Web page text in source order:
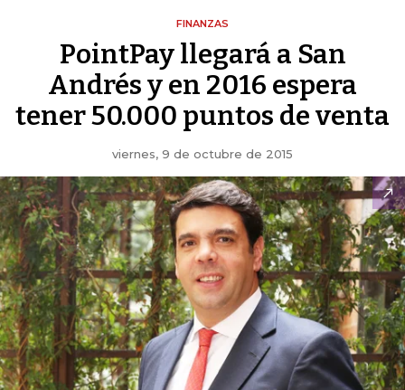
FINANZAS
PointPay llegará a San
Andrés y en 2016 espera
tener 50.000 puntos de venta
viernes, 9 de octubre de 2015